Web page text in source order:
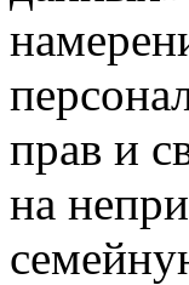
прав и
на